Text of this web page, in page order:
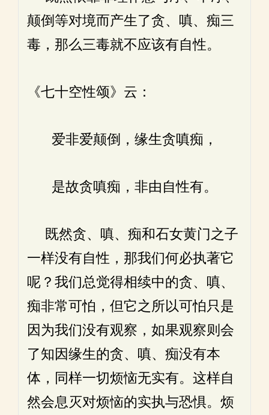
颠倒等对境而产生了贪、嗔、痴三
毒，那么三毒就不应该有自性。
《七十空性颂》云：
爱非爱颠倒，缘生贪嗔痴，
是故贪嗔痴，非由自性有。
既然贪、嗔、痴和石女黄门之子
一样没有自性，那我们何必执著它
呢？我们总觉得相续中的贪、嗔、
痴非常可怕，但它之所以可怕只是
因为我们没有观察，如果观察则会
了知因缘生的贪、嗔、痴没有本
体，同样一切烦恼无实有。这样自
然会息灭对烦恼的实执与恐惧。烦